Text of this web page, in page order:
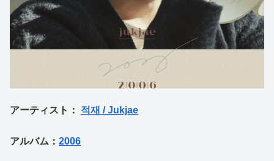
アーティスト： 적재 / Jukjae
アルバム： 2006